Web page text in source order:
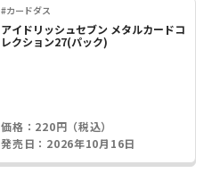
#カードダス
アイドリッシュセブン メタルカードコ
レクション27(パック)
価格：220円（税込）
発売日：2026年10月16日